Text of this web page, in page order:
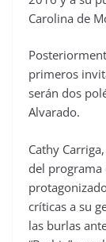
Carolina de
primeros
serán dos
Alvarado.
Cathy
del programa
críticas a su
las burlas